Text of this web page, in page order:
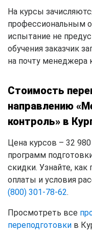
На курсы
профессиональным
испытание не
обучения заказчик
на почту менеджера
Стоимость
направлению
контроль» в
Цена курсов – 32
программ
скидки. Узнайте, как
оплаты и условия
(800) 301-78-62.
Просмотреть все
переподготовки в